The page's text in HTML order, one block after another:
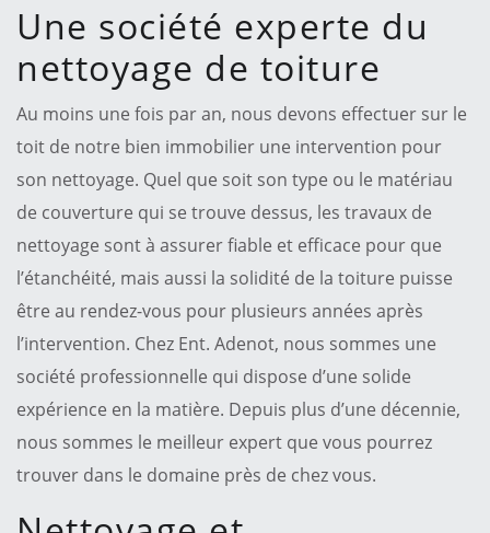
Une société experte du
nettoyage de toiture
Au moins une fois par an, nous devons effectuer sur le
toit de notre bien immobilier une intervention pour
son nettoyage. Quel que soit son type ou le matériau
de couverture qui se trouve dessus, les travaux de
nettoyage sont à assurer fiable et efficace pour que
l’étanchéité, mais aussi la solidité de la toiture puisse
être au rendez-vous pour plusieurs années après
l’intervention. Chez Ent. Adenot, nous sommes une
société professionnelle qui dispose d’une solide
expérience en la matière. Depuis plus d’une décennie,
nous sommes le meilleur expert que vous pourrez
trouver dans le domaine près de chez vous.